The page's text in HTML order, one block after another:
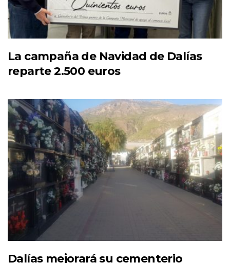
La campaña de Navidad de Dalías
reparte 2.500 euros
Dalías mejorará su cementerio